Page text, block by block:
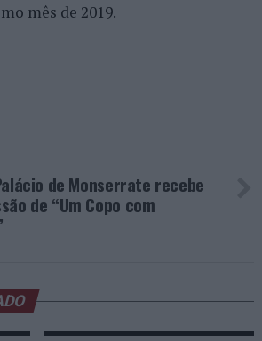
mês de 2019.
de Monserrate recebe
de “Um Copo com